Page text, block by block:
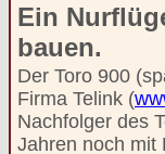
Ein
bauen.
Der Toro 900
Firma Telink (
Nachfolger des
Jahren noch mit